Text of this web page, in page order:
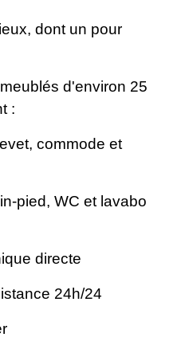
dont un pour
d'environ 25
:
commode et
pied, WC et lavabo
directe
24h/24